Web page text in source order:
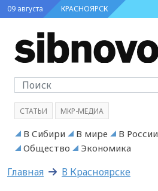
09 августа КРАСНОЯРСК
СТАТЬИ МКР-МЕДИА
В Сибири В мире В России
Общество
Экономика
Главная В Красноярске